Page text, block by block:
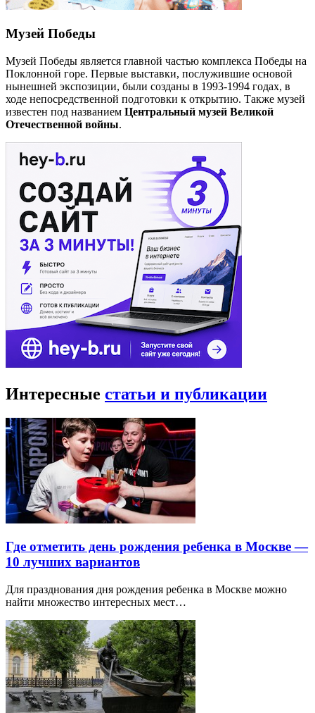
Музей Победы
Музей Победы является главной частью комплекса Победы на
Поклонной горе. Первые выставки, послужившие основой
нынешней экспозиции, были созданы в 1993-1994 годах, в
ходе непосредственной подготовки к открытию. Также музей
известен под названием Центральный музей Великой
Отечественной войны.
Интересные статьи и публикации
Где отметить день рождения ребенка в Москве —
10 лучших вариантов
Для празднования дня рождения ребенка в Москве можно
найти множество интересных мест…